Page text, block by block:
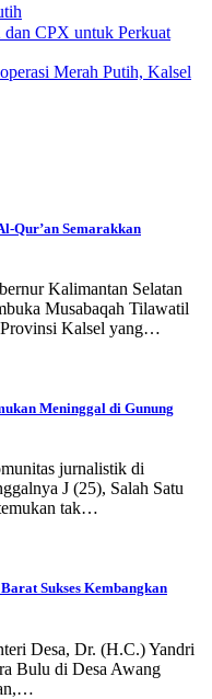
CPX untuk Perkuat
Merah Putih, Kalsel
Qur’an Semarakkan
Kalimantan Selatan
Musabaqah Tilawatil
Kalsel yang…
Meninggal di Gunung
jurnalistik di
J (25), Salah Satu
tak…
Sukses Kembangkan
Desa, Dr. (H.C.) Yandri
Bulu di Desa Awang